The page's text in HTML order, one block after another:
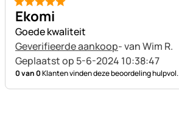
5 van 5
Ekomi
Goede kwaliteit
Geverifieerde aankoop- van Wim R.
Geplaatst op 5-6-2024 10:38:47
0 van 0Klanten vinden deze beoordeling hulpvol.